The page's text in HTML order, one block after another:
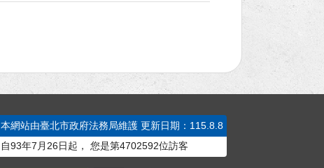
本網站由臺北市政府法務局維護 更新日期：115.8.8
自93年7月26日起， 您是第4702592位訪客